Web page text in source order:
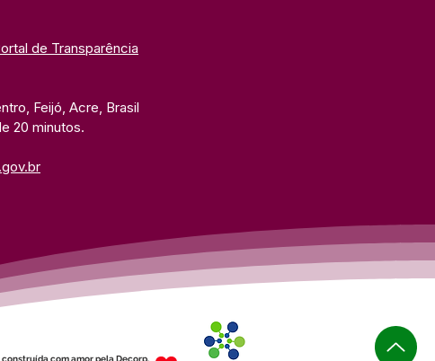
de Transparência
Feijó, Acre, Brasil
20 minutos.
com amor pela Decorp.